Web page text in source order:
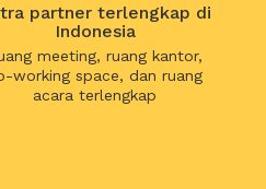
partner terlengkap di
Indonesia
meeting, ruang kantor,
working space, dan ruang
acara terlengkap